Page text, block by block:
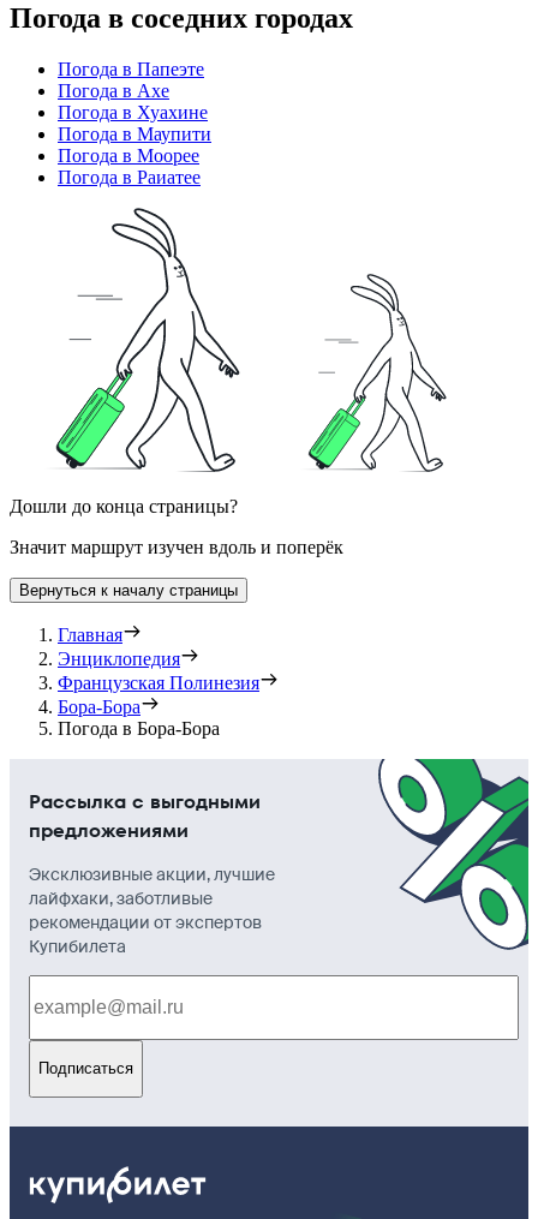
Погода в соседних городах
Погода в Папеэте
Погода в Ахе
Погода в Хуахине
Погода в Маупити
Погода в Моорее
Погода в Раиатее
Дошли до конца страницы?
Значит маршрут изучен вдоль и поперёк
Вернуться к началу страницы
Главная
Энциклопедия
Французская Полинезия
Бора-Бора
Погода в Бора-Бора
Рассылка с выгодными
предложениями
Эксклюзивные акции, лучшие
лайфхаки, заботливые
рекомендации от экспертов
Купибилета
Подписаться